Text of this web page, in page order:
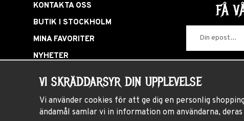
KONTAKTA OSS
BUTIK I STOCKHOLM
MINA FAVORITER
NYHETER
KAMPANJER
HÅRDROCKSFEST
FÅ
VI SKRÄDDARSYR DIN UPPLEVELSE
Vi använder cookies för att ge dig en personlig
ändamål samlar vi in information om användarna,